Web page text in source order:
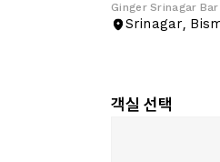
Ginger Srinagar
Srinagar,
객실 선택